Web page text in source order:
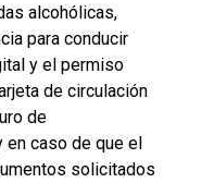
alcohólicas,
para conducir
y el permiso
de circulación
de
caso de que el
solicitados